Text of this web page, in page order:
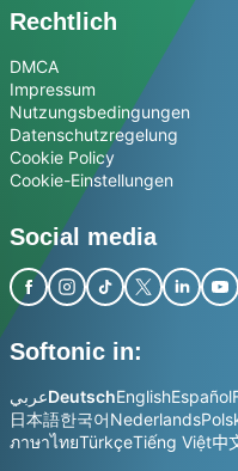
Rechtlich
DMCA
Impressum
Nutzungsbedingungen
Datenschutzregelung
Cookie Policy
Cookie-Einstellungen
Social media
Softonic in:
عربيDeutschEnglishEspañol
日本語한국어Nederlands
ภาษาไทยTürkçeTiếng Việt中